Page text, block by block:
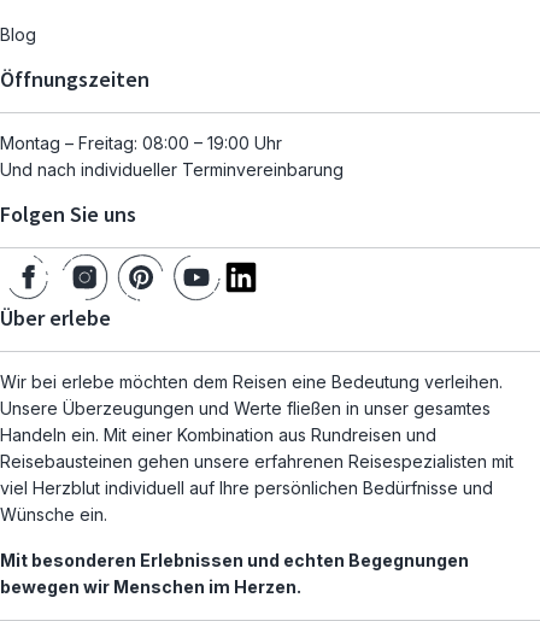
Blog
Öffnungszeiten
Montag – Freitag: 08:00 – 19:00 Uhr
Und nach individueller Terminvereinbarung
Folgen Sie uns
Über erlebe
Wir bei erlebe möchten dem Reisen eine Bedeutung verleihen.
Unsere Überzeugungen und Werte fließen in unser gesamtes
Handeln ein. Mit einer Kombination aus Rundreisen und
Reisebausteinen gehen unsere erfahrenen Reisespezialisten mit
viel Herzblut individuell auf Ihre persönlichen Bedürfnisse und
Wünsche ein.
Mit besonderen Erlebnissen und echten Begegnungen
bewegen wir Menschen im Herzen.